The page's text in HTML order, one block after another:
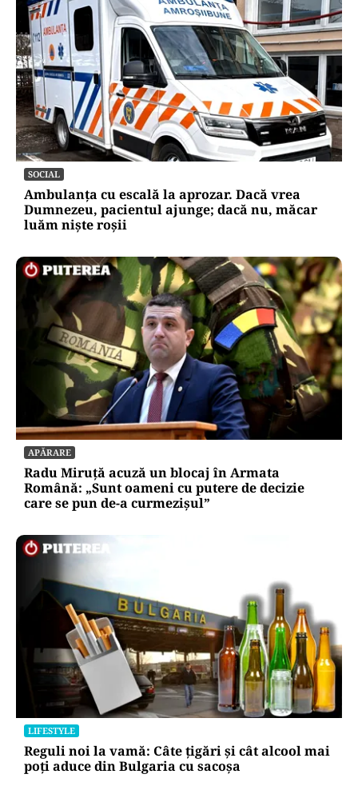
SOCIAL
Ambulanța cu escală la aprozar. Dacă vrea
Dumnezeu, pacientul ajunge; dacă nu, măcar
luăm niște roșii
APĂRARE
Radu Miruță acuză un blocaj în Armata
Română: „Sunt oameni cu putere de decizie
care se pun de-a curmezișul”
LIFESTYLE
Reguli noi la vamă: Câte țigări și cât alcool mai
poți aduce din Bulgaria cu sacoșa